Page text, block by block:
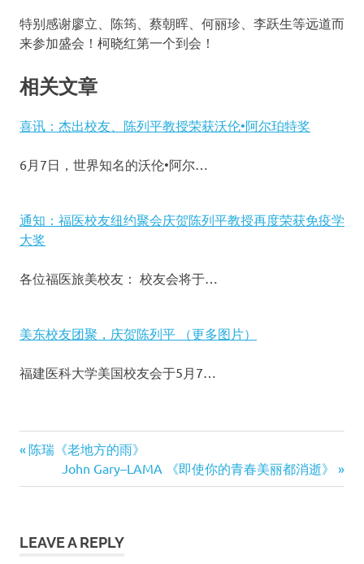
特别感谢廖立、陈筠、蔡朝晖、何丽珍、李跃生等远道而
来参加盛会！柯晓红第一个到会！
相关文章
喜讯：杰出校友、陈列平教授荣获沃伦•阿尔珀特奖
6月7日，世界知名的沃伦•阿尔…
通知：福医校友纽约聚会庆贺陈列平教授再度荣获免疫学
大奖
各位福医旅美校友： 校友会将于…
美东校友团聚，庆贺陈列平 （更多图片）
福建医科大学美国校友会于5月7…
Warren
Alpert
Foundation
阿尔
导
Previous
陈瑞《老地方的雨》
Next
Post:
John Gary–LAMA 《即使你的青春美丽都消逝》
LEAVE A REPLY